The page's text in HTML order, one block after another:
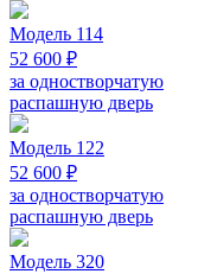
Модель 114
52 600 ₽
за одностворчатую
распашную дверь
Модель 122
52 600 ₽
за одностворчатую
распашную дверь
Модель 320